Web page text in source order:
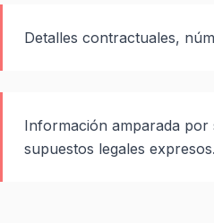
Detalles contractuales,
Información amparada
supuestos legales expresos.